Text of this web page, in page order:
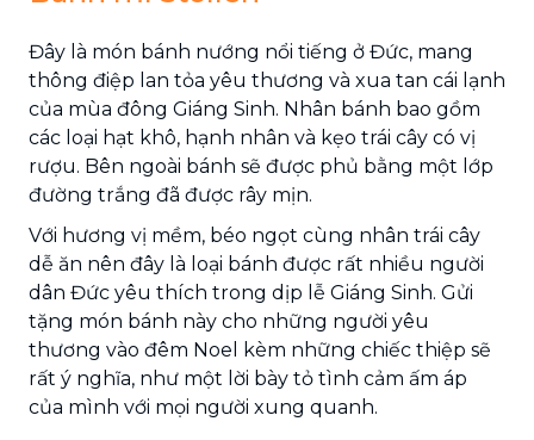
Đây là món bánh nướng nổi tiếng ở Đức, mang
thông điệp lan tỏa yêu thương và xua tan cái lạnh
của mùa đông Giáng Sinh. Nhân bánh bao gồm
các loại hạt khô, hạnh nhân và kẹo trái cây có vị
rượu. Bên ngoài bánh sẽ được phủ bằng một lớp
đường trắng đã được rây mịn.
Với hương vị mềm, béo ngọt cùng nhân trái cây
dễ ăn nên đây là loại bánh được rất nhiều người
dân Đức yêu thích trong dịp lễ Giáng Sinh. Gửi
tặng món bánh này cho những người yêu
thương vào đêm Noel kèm những chiếc thiệp sẽ
rất ý nghĩa, như một lời bày tỏ tình cảm ấm áp
của mình với mọi người xung quanh.